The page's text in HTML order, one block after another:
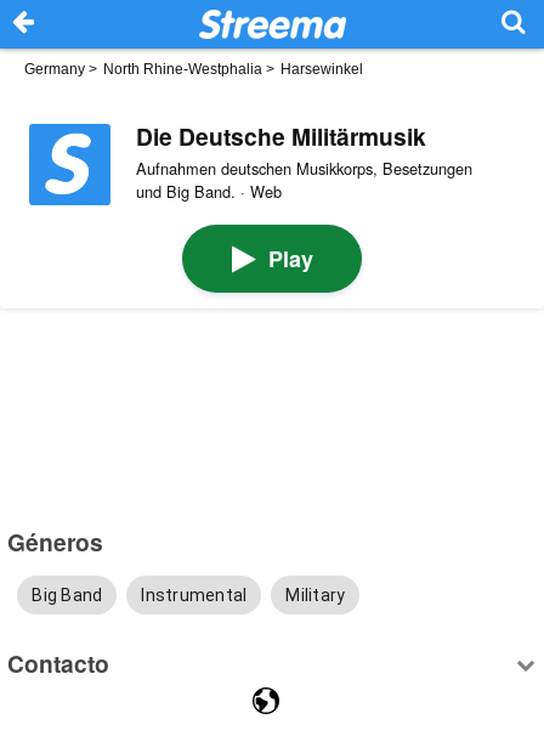
Germany > North Rhine-Westphalia > Harsewinkel
Die Deutsche Militärmusik
Aufnahmen deutschen Musikkorps, Besetzungen
und Big Band. · Web
Play
Géneros
Big Band Instrumental Military
Contacto